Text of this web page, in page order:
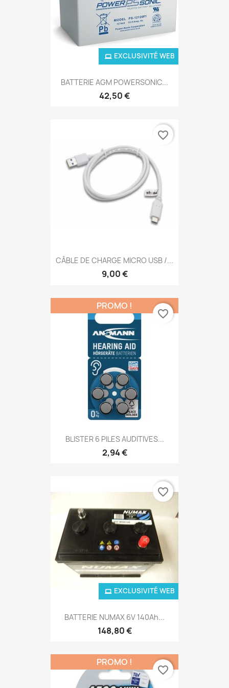
BATTERIE AGM POWERSONIC...
42,50 €
EXCLUSIVITÉ WEB
CÂBLE DE CHARGE MICRO USB /...
9,00 €
favorite_border
BLISTER 6 PILES AUDITIVES...
2,94 €
PROMO !
favorite_border
BATTERIE NUMAX 6V 140Ah...
148,80 €
EXCLUSIVITÉ WEB
favorite_border
PROMO !
favorite_border